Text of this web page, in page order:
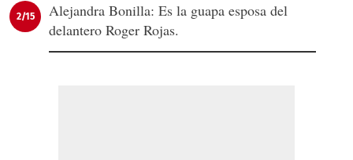
2/15
Alejandra Bonilla: Es la guapa esposa del
delantero Roger Rojas.